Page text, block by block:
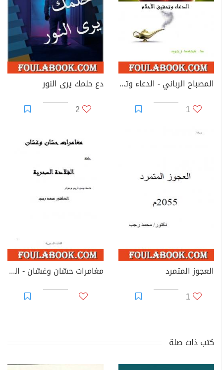
المصباح الرباني - الدعاء وتحقيق الأحلام
1
دع حلمك يرى النور
2
العجوز المتمرد
1
مغامرات حسّان وغسّان - المعالجة
كتب ذات صلة